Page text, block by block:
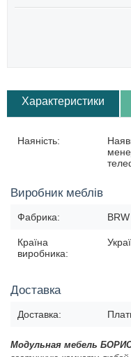
Характеристики
Наяність:
Виробник меблів
Фабрика:
Країна
виробника:
Доставка
Доставка:
Модульная мебель